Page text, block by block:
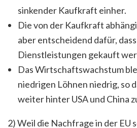
sinkender Kaufkraft einher.
Die von der Kaufkraft
aber entscheidend dafür,
Dienstleistungen gekauft
Das Wirtschaftswachstum
niedrigen Löhnen niedrig, so
weiter hinter USA und China
2) Weil die Nachfrage in der EU